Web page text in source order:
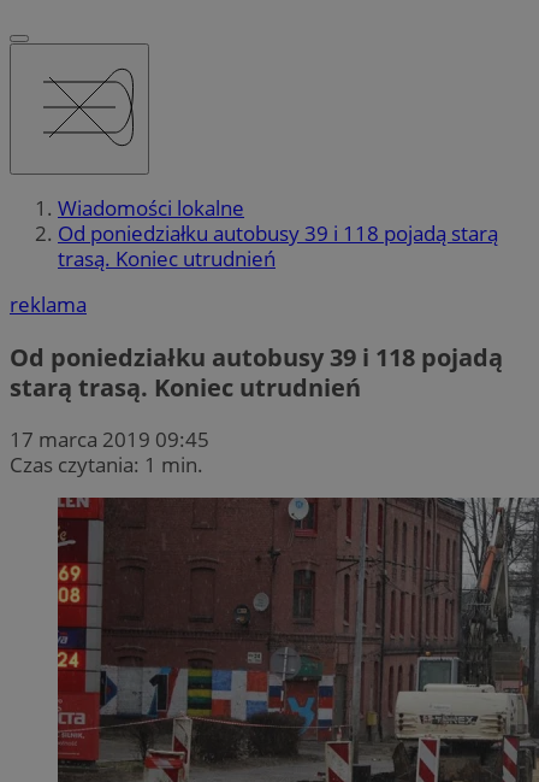
Wiadomości lokalne
Od poniedziałku autobusy 39 i 118 pojadą starą
trasą. Koniec utrudnień
reklama
Od poniedziałku autobusy 39 i 118 pojadą
starą trasą. Koniec utrudnień
17 marca 2019 09:45
Czas czytania: 1 min.